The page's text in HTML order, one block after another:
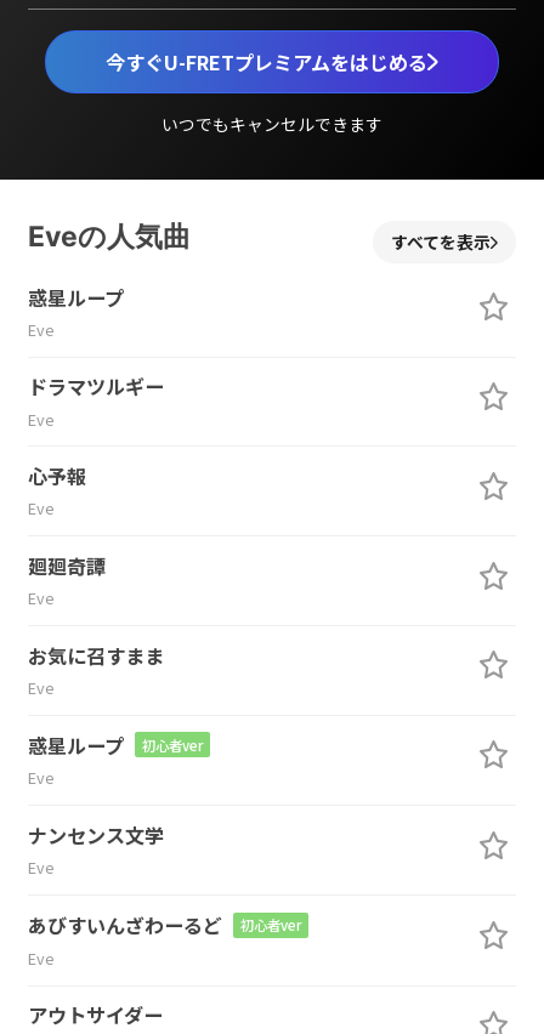
今すぐU-FRETプレミアムをはじめる
いつでもキャンセルできます
Eveの人気曲 すべてを表示
惑星ループ
Eve
ドラマツルギー
Eve
心予報
Eve
廻廻奇譚
Eve
お気に召すまま
Eve
惑星ループ 初心者ver
Eve
ナンセンス文学
Eve
あびすいんざわーるど 初心者ver
Eve
アウトサイダー